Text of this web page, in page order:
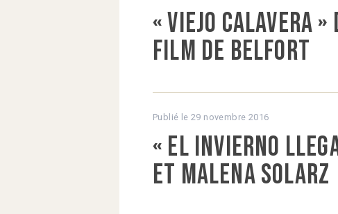
« Viejo calavera
Film de Belfort
Publié le29 novembre 2016
« El Invierno
et Malena Solarz